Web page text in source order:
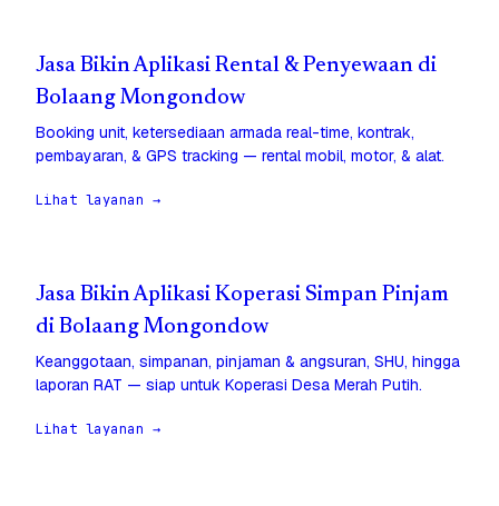
Jasa Bikin Aplikasi Rental & Penyewaan di
Bolaang Mongondow
Booking unit, ketersediaan armada real-time, kontrak,
pembayaran, & GPS tracking — rental mobil, motor, & alat.
Lihat layanan →
Jasa Bikin Aplikasi Koperasi Simpan Pinjam
di Bolaang Mongondow
Keanggotaan, simpanan, pinjaman & angsuran, SHU, hingga
laporan RAT — siap untuk Koperasi Desa Merah Putih.
Lihat layanan →